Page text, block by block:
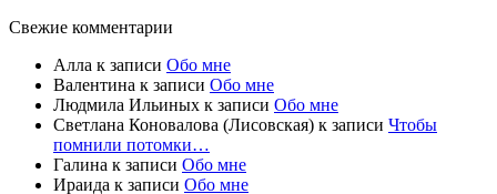
Свежие комментарии
Алла к записи Обо мне
Валентина к записи Обо мне
Людмила Ильиных к записи Обо мне
Светлана Коновалова (Лисовская) к записи Чтобы
помнили потомки…
Галина к записи Обо мне
Ираида к записи Обо мне